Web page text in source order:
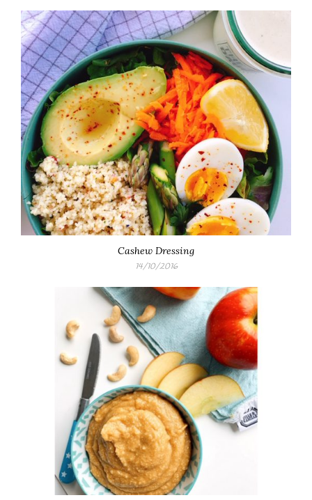
Cashew Dressing
14/10/2016